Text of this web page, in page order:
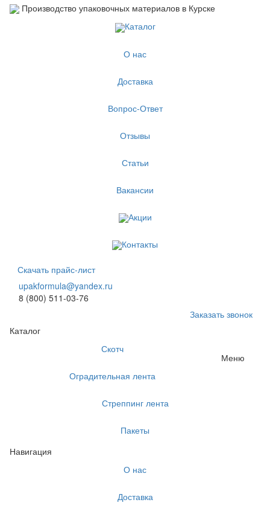
Производство упаковочных материалов в Курске
Каталог
О нас
Доставка
Вопрос-Ответ
Отзывы
Статьи
Вакансии
Акции
Контакты
Скачать прайс-лист
upakformula@yandex.ru
8 (800) 511-03-76
Заказать звонок
Меню
Каталог
Скотч
Оградительная лента
Стреппинг лента
Пакеты
Навигация
О нас
Доставка